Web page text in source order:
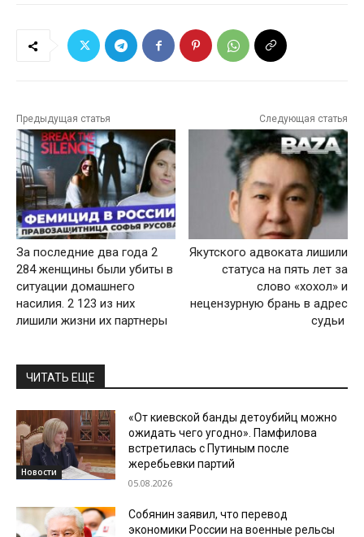
Предыдущая статья
За последние два года 2
284 женщины были убиты в
ситуации домашнего
насилия. 2 123 из них
лишили жизни их партнеры
Следующая статья
Якутского адвоката лишили
статуса на пять лет за
слово «хохол» и
нецензурную брань в адрес
судьи
ЧИТАТЬ ЕЩЕ
Новости
«От киевской банды детоубийц можно
ожидать чего угодно». Памфилова
встретилась с Путиным после
жеребьевки партий
05.08.2026
Собянин заявил, что перевод
экономики России на военные рельсы